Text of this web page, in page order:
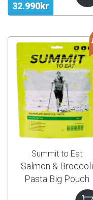
32.990kr
Summit to Eat
Salmon & Broccoli
Pasta Big Pouch